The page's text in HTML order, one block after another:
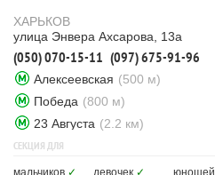
ХАРЬКОВ
улица Энвера Ахсарова, 13а
(050) 070-15-11 (097) 675-91-96
Алексеевская (500 м)
Победа (800 м)
23 Августа (2.2 км)
СЕКЦИЯ ДЛЯ
мальчиков ✓ девочек ✓ юношей